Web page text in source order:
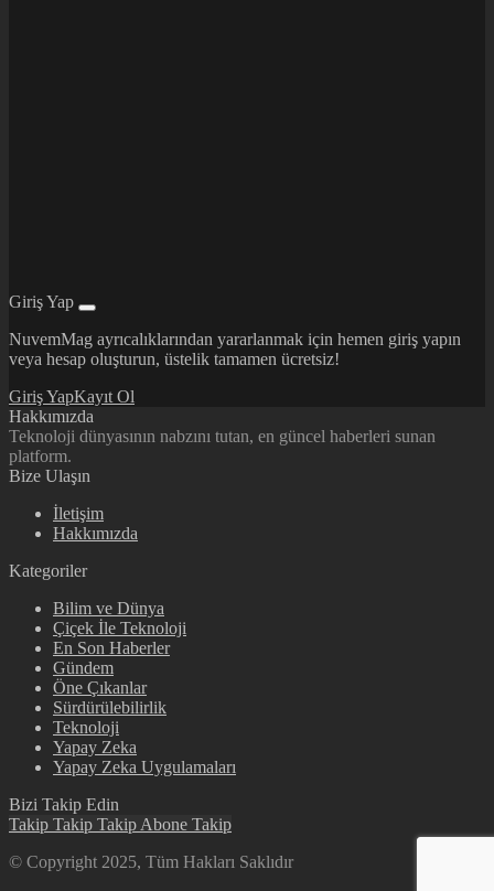
Giriş Yap
NuvemMag ayrıcalıklarından yararlanmak için hemen giriş yapın
veya hesap oluşturun, üstelik tamamen ücretsiz!
Giriş YapKayıt Ol
Hakkımızda
Teknoloji dünyasının nabzını tutan, en güncel haberleri sunan
platform.
Bize Ulaşın
İletişim
Hakkımızda
Kategoriler
Bilim ve Dünya
Çiçek İle Teknoloji
En Son Haberler
Gündem
Öne Çıkanlar
Sürdürülebilirlik
Teknoloji
Yapay Zeka
Yapay Zeka Uygulamaları
Bizi Takip Edin
Takip Takip Takip Abone Takip
© Copyright 2025, Tüm Hakları Saklıdır